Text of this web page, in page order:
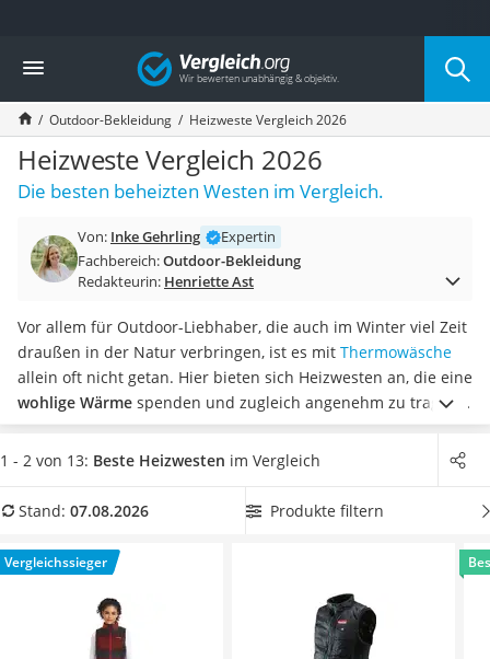
Die beliebtesten Vergleiche nach Kategorie
Freizeit & Sport
Gartentrampolin
Trampolin
Metalldetektor
Eufab-Fahrradträger
Trampolin 366 cm
Aluminium-Koffer
Futterboot
E-Bike-Dreirad
Trekkingschuhe Herren
Reisetasche mit Rollen
Klimmzugstation
Koffer
Nachtsichtgerät
Handgepäck-Koffer
Wanderschuhe Herren
Sicherheitsweste Reiten
Vergleich
Outdoor-Bekleidung Heizweste Vergleich 2026
Heizweste Vergleich 2026
Die besten beheizten Westen im Vergleich.
Von: Inke Gehrling
Expertin
Fachbereich:Outdoor-Bekleidung
Redakteurin: Henriette Ast
Vor allem für Outdoor-Liebhaber, die auch im Winter viel Zeit
draußen in der Natur verbringen, ist es mit Thermowäsche
allein oft nicht getan. Hier bieten sich Heizwesten an, die eine
wohlige Wärme spenden und zugleich angenehm zu tragen
sind.Wählen Sie ein wind- und wasserdichtes Modell aus
unserer Vergleichstabelle aus, wenn Sie die Heizweste vor
und einem Praxis-Test unterziehen möchten. Überzeugt hat
mit seinen Eigenschaften.
1 - 2 von 13: Beste Heizwesten im Vergleich
Stand: 07.08.2026 Produkte filtern
Vergleichssieger